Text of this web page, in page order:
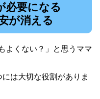
必要になる
が消える
よくない？」と思うママ
は大切な役割がありま